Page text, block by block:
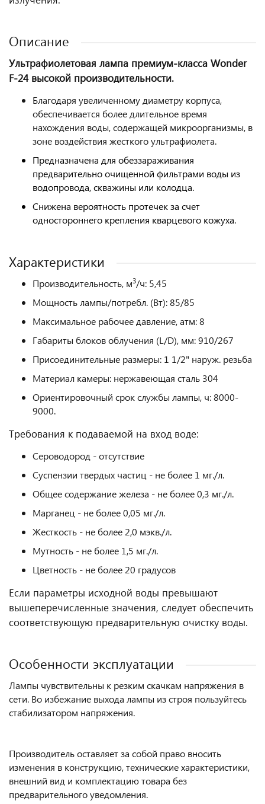
Описание
Ультрафиолетовая лампа премиум-класса Wonder
F-24 высокой производительности.
Благодаря увеличенному диаметру корпуса,
обеспечивается более длительное время
нахождения воды, содержащей микроорганизмы, в
зоне воздействия жесткого ультрафиолета.
Предназначена для обеззараживания
предварительно очищенной фильтрами воды из
водопровода, скважины или колодца.
Снижена вероятность протечек за счет
одностороннего крепления кварцевого кожуха.
Характеристики
Производительность, м3/ч: 5,45
Мощность лампы/потребл. (Вт): 85/85
Максимальное рабочее давление, атм: 8
Габариты блоков облучения (L/D), мм: 910/267
Присоединительные размеры: 1 1/2" наруж. резьба
Материал камеры: нержавеющая сталь 304
Ориентировочный срок службы лампы, ч: 8000-
9000.
Требования к подаваемой на вход воде:
Сероводород - отсутствие
Суспензии твердых частиц - не более 1 мг./л.
Общее содержание железа - не более 0,3 мг./л.
Марганец - не более 0,05 мг./л.
Жесткость - не более 2,0 мэкв./л.
Мутность - не более 1,5 мг./л.
Цветность - не более 20 градусов
Если параметры исходной воды превышают
вышеперечисленные значения, следует обеспечить
соответствующую предварительную очистку воды.
Особенности эксплуатации
Лампы чувствительны к резким скачкам напряжения в
сети. Во избежание выхода лампы из строя пользуйтесь
стабилизатором напряжения.
Производитель оставляет за собой право вносить
изменения в конструкцию, технические характеристики,
внешний вид и комплектацию товара без
предварительного уведомления.